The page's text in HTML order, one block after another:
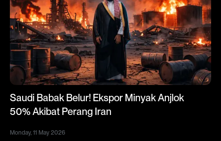
Saudi Babak Belur! Ekspor Minyak Anjlok
50% Akibat Perang Iran
Monday, 11 May 2026